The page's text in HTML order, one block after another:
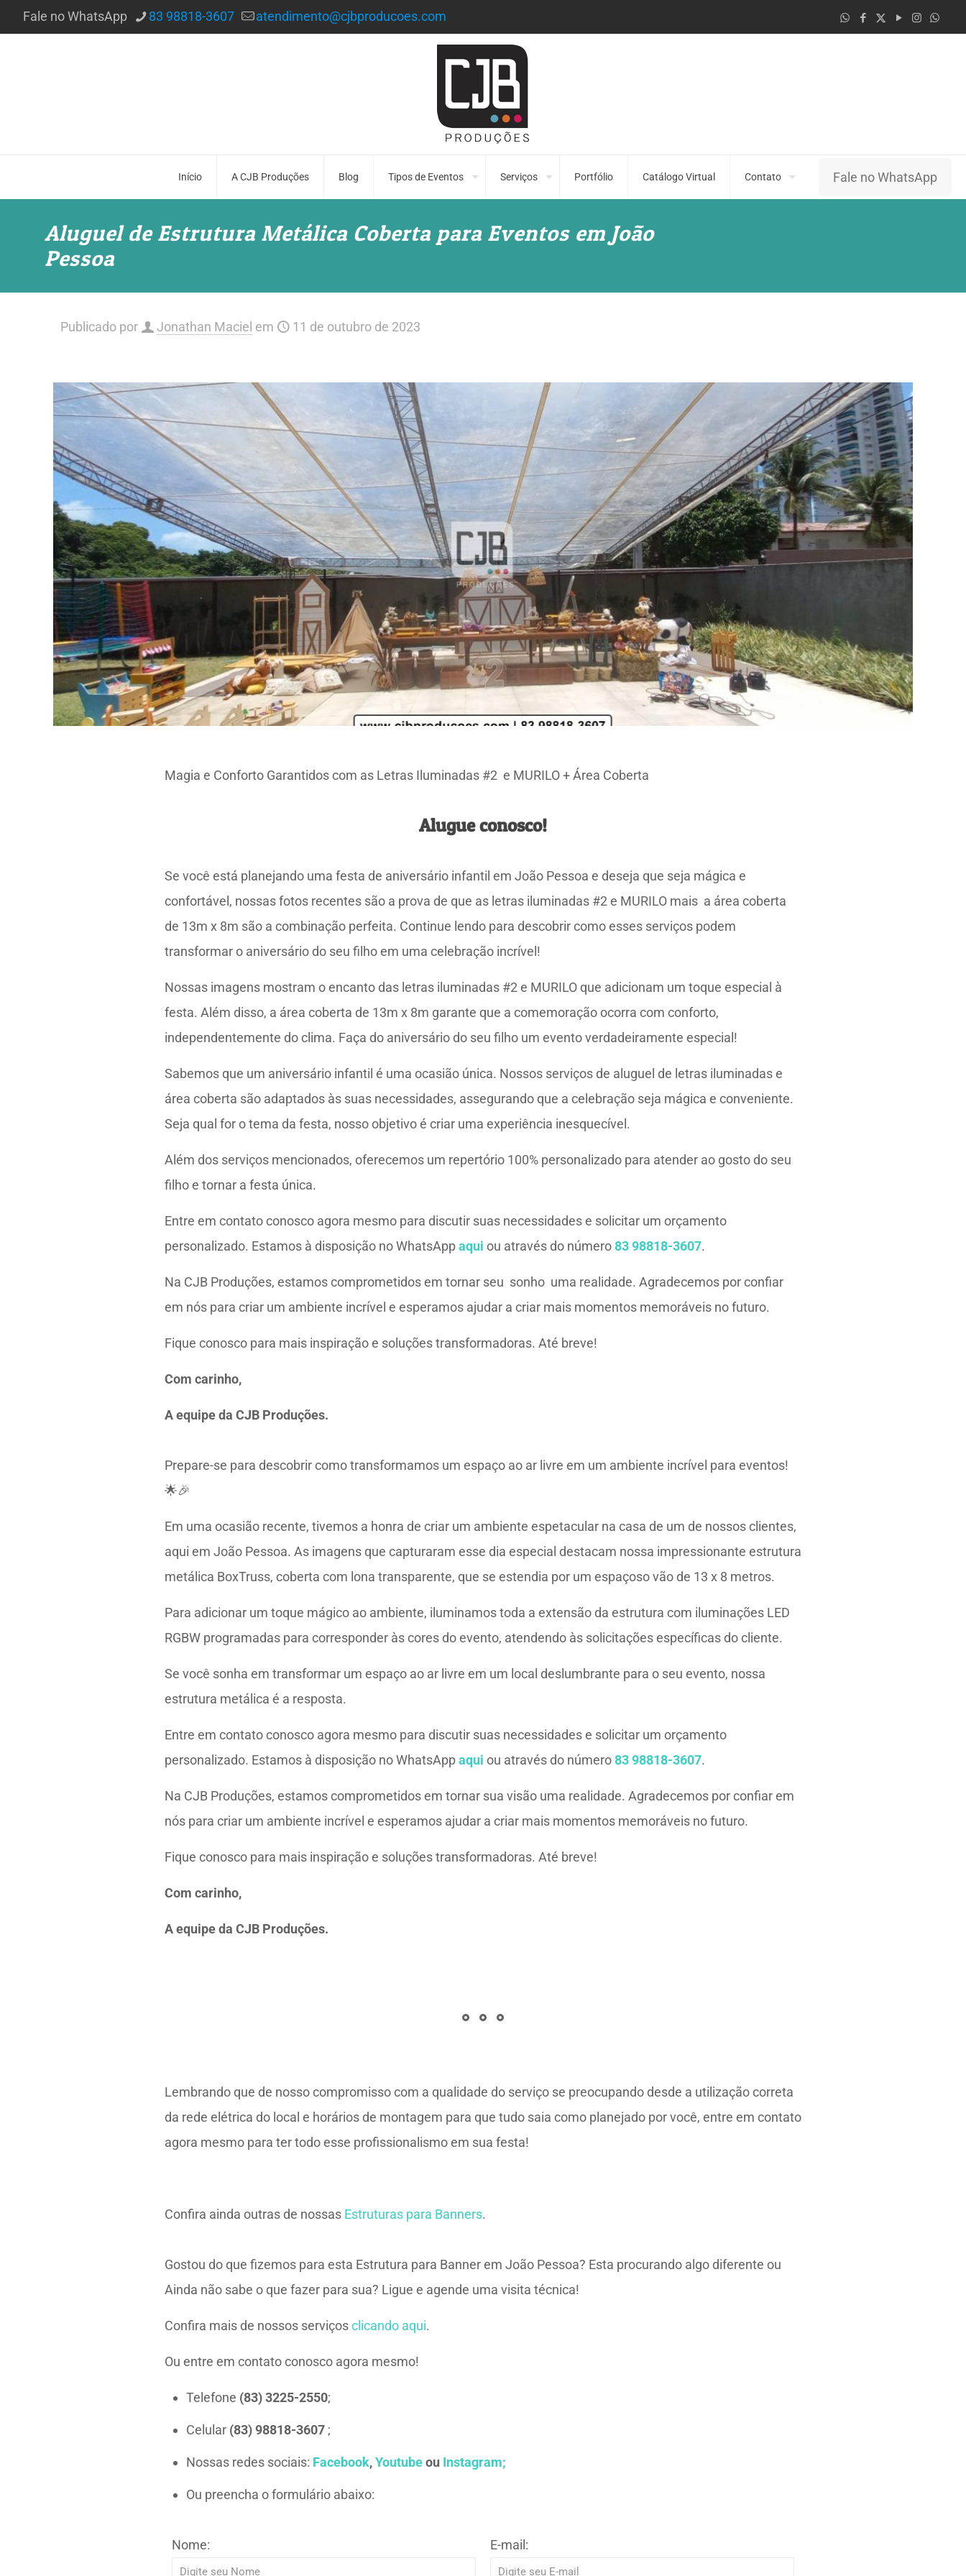
Fale no WhatsApp 83 98818-3607 atendimento@cjbproducoes.com
Início A CJB Produções Blog Tipos de Eventos Serviços Portfólio Catálogo Virtual Contato Fale no WhatsApp
Aluguel de Estrutura Metálica Coberta para Eventos em João
Pessoa
Publicado por Jonathan Maciel em 11 de outubro de 2023
Magia e Conforto Garantidos com as Letras Iluminadas #2 e MURILO + Área Coberta
Alugue conosco!
Se você está planejando uma festa de aniversário infantil em João Pessoa e deseja que seja mágica e
confortável, nossas fotos recentes são a prova de que as letras iluminadas #2 e MURILO mais a área coberta
de 13m x 8m são a combinação perfeita. Continue lendo para descobrir como esses serviços podem
transformar o aniversário do seu filho em uma celebração incrível!
Nossas imagens mostram o encanto das letras iluminadas #2 e MURILO que adicionam um toque especial à
festa. Além disso, a área coberta de 13m x 8m garante que a comemoração ocorra com conforto,
independentemente do clima. Faça do aniversário do seu filho um evento verdadeiramente especial!
Sabemos que um aniversário infantil é uma ocasião única. Nossos serviços de aluguel de letras iluminadas e
área coberta são adaptados às suas necessidades, assegurando que a celebração seja mágica e conveniente.
Seja qual for o tema da festa, nosso objetivo é criar uma experiência inesquecível.
Além dos serviços mencionados, oferecemos um repertório 100% personalizado para atender ao gosto do seu
filho e tornar a festa única.
Entre em contato conosco agora mesmo para discutir suas necessidades e solicitar um orçamento
personalizado. Estamos à disposição no WhatsAppaqui ou através do número83 98818-3607.
Na CJB Produções, estamos comprometidos em tornar seu sonho uma realidade. Agradecemos por confiar
em nós para criar um ambiente incrível e esperamos ajudar a criar mais momentos memoráveis no futuro.
Fique conosco para mais inspiração e soluções transformadoras. Até breve!
Com carinho,
A equipe da CJB Produções.
Prepare-se para descobrir como transformamos um espaço ao ar livre em um ambiente incrível para eventos!
🌟🎉
Em uma ocasião recente, tivemos a honra de criar um ambiente espetacular na casa de um de nossos clientes,
aqui em João Pessoa. As imagens que capturaram esse dia especial destacam nossa impressionante estrutura
metálica BoxTruss, coberta com lona transparente, que se estendia por um espaçoso vão de 13 x 8 metros.
Para adicionar um toque mágico ao ambiente, iluminamos toda a extensão da estrutura com iluminações LED
RGBW programadas para corresponder às cores do evento, atendendo às solicitações específicas do cliente.
Se você sonha em transformar um espaço ao ar livre em um local deslumbrante para o seu evento, nossa
estrutura metálica é a resposta.
Entre em contato conosco agora mesmo para discutir suas necessidades e solicitar um orçamento
personalizado. Estamos à disposição no WhatsAppaqui ou através do número83 98818-3607.
Na CJB Produções, estamos comprometidos em tornar sua visão uma realidade. Agradecemos por confiar em
nós para criar um ambiente incrível e esperamos ajudar a criar mais momentos memoráveis no futuro.
Fique conosco para mais inspiração e soluções transformadoras. Até breve!
Com carinho,
A equipe da CJB Produções.
Lembrando que de nosso compromisso com a qualidade do serviço se preocupando desde a utilização correta
da rede elétrica do local e horários de montagem para que tudo saia como planejado por você, entre em contato
agora mesmo para ter todo esse profissionalismo em sua festa!
Confira ainda outras de nossas Estruturas para Banners.
Gostou do que fizemos para esta Estrutura para Banner em João Pessoa? Esta procurando algo diferente ou
Ainda não sabe o que fazer para sua? Ligue e agende uma visita técnica!
Confira mais de nossos serviçosclicando aqui.
Ou entre em contato conosco agora mesmo!
Telefone (83) 3225-2550;
Celular (83) 98818-3607 ;
Nossas redes sociais: Facebook,Youtubeou Instagram;
Ou preencha o formulário abaixo:
Nome: E-mail: